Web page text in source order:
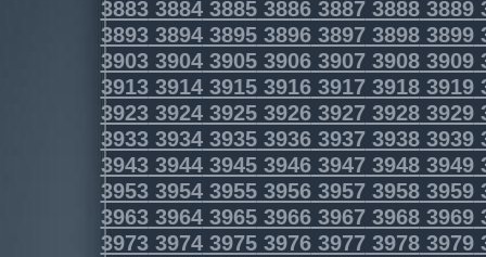
3883388438853886388738883889
3893389438953896389738983899
3903390439053906390739083909
3913391439153916391739183919
3923392439253926392739283929
3933393439353936393739383939
3943394439453946394739483949
3953395439553956395739583959
3963396439653966396739683969
3973397439753976397739783979